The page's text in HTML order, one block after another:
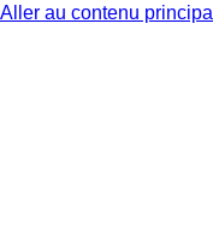
Aller au contenu principal